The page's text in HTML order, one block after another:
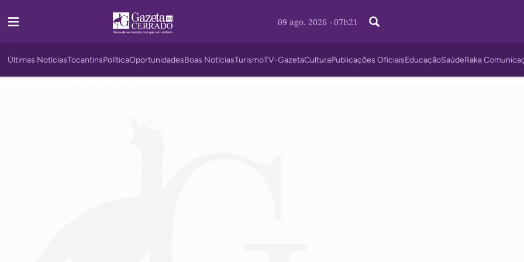
09 ago. 2026 - 07h21
Últimas NotíciasTocantinsPolíticaOportunidadesBoas NotíciasTurismoTV-GazetaCulturaPublicações OficiaisEducaçãoSaúdeRaka